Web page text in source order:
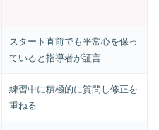
スタート直前でも平常心を保っ
ていると指導者が証言
練習中に積極的に質問し修正を
重ねる